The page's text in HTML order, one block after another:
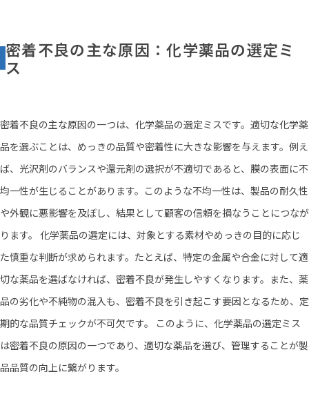
密着不良の主な原因：化学薬品の選定ミ
ス
密着不良の主な原因の一つは、化学薬品の選定ミスです。適切な化学薬
品を選ぶことは、めっきの品質や密着性に大きな影響を与えます。例え
ば、光沢剤のバランスや還元剤の選択が不適切であると、膜の表面に不
均一性が生じることがあります。このような不均一性は、製品の耐久性
や外観に悪影響を及ぼし、結果として顧客の信頼を損なうことにつなが
ります。 化学薬品の選定には、対象とする素材やめっきの目的に応じ
た慎重な判断が求められます。たとえば、特定の金属や合金に対して適
切な薬品を選ばなければ、密着不良が発生しやすくなります。また、薬
品の劣化や不純物の混入も、密着不良を引き起こす要因となるため、定
期的な品質チェックが不可欠です。 このように、化学薬品の選定ミス
は密着不良の原因の一つであり、適切な薬品を選び、管理することが製
品品質の向上に繋がります。